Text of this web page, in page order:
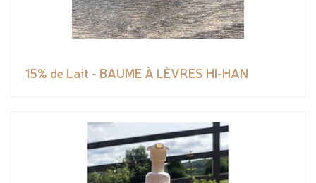
15% de Lait - BAUME À LÈVRES HI-HAN